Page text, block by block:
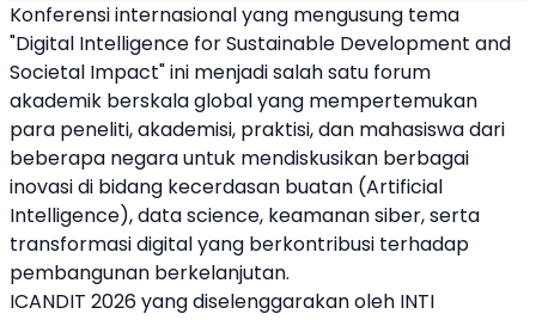
Konferensi internasional yang mengusung tema
"Digital Intelligence for Sustainable Development and
Societal Impact" ini menjadi salah satu forum
akademik berskala global yang mempertemukan
para peneliti, akademisi, praktisi, dan mahasiswa dari
beberapa negara untuk mendiskusikan berbagai
inovasi di bidang kecerdasan buatan (Artificial
Intelligence), data science, keamanan siber, serta
transformasi digital yang berkontribusi terhadap
pembangunan berkelanjutan.
ICANDIT 2026 yang diselenggarakan oleh INTI